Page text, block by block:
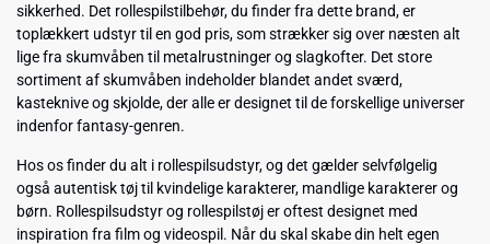
sikkerhed. Det rollespilstilbehør, du finder fra dette brand, er
toplækkert udstyr til en god pris, som strækker sig over næsten alt
lige fra skumvåben til metalrustninger og slagkofter. Det store
sortiment af skumvåben indeholder blandet andet sværd,
kasteknive og skjolde, der alle er designet til de forskellige universer
indenfor fantasy-genren.
Hos os finder du alt i rollespilsudstyr, og det gælder selvfølgelig
også autentisk tøj til kvindelige karakterer, mandlige karakterer og
børn. Rollespilsudstyr og rollespilstøj er oftest designet med
inspiration fra film og videospil. Når du skal skabe din helt egen